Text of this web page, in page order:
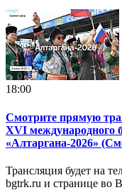
18:00
Смотрите прямую
XVI международного
«Алтаргана-2026»
Трансляция будет на
bgtrk.ru и странице во